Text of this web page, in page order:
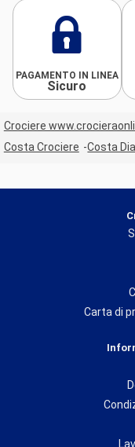
PAGAMENTO IN LINEA
Sicuro
Crociere
Costa Crociere
Costa
Carta di